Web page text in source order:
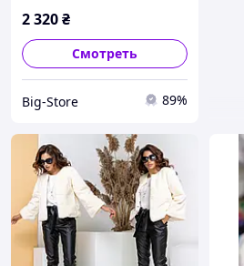
2 320₴
Смотреть
Big-Store 89%